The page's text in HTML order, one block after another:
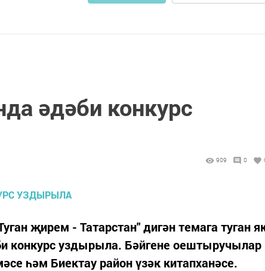
әдәби конкурс
909 0
җирем - Татарстан" дигән темага туган
конкурс уздырыла. Бәйгене оештыручылар
һәм Биектау район үзәк китапханәсе.